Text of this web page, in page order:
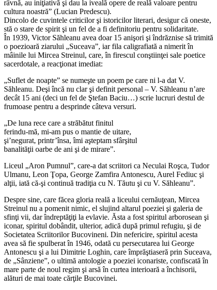
râvnă, au iniţiativă şi dau la iveală opere de reală valoare pentru
cultura noastră” (Lucian Predescu).
Dincolo de cuvintele criticilor şi istoricilor literari, desigur că oneste,
stă o stare de spirit şi un fel de a fi definitoriu pentru solidaritate.
În 1939, Victor Săhleanu avea doar 15 anişori şi îndrăznise să trimită
o poezioară ziarului „Suceava”, iar fila caligrafiată a nimerit în
mâinile lui Mircea Streinul, care, în firescul conştiinţei sale poetice
sacerdotale, a reacţionat imediat:
„Suflet de noapte” se numeşte un poem pe care ni l-a dat V.
Săhleanu. Deşi încă nu clar şi definit personal – V. Săhleanu n’are
decât 15 ani (deci un fel de Ştefan Baciu…) scrie lucruri destul de
frumoase pentru a desprinde câteva versuri.
„De luna rece care a străbătut finitul
ferindu-mă, mi-am pus o mantie de uitare,
şi’negurat, printr’însa, îmi aşteptam sfârşitul
banalităţii oarbe de ani şi de mirare”.
Liceul „Aron Pumnul”, care-a dat scriitori ca Neculai Roşca, Tudor
Ulmanu, Leon Ţopa, George Zamfira Antonescu, Aurel Fediuc şi
alţii, iată că-şi continuă tradiţia cu N. Tăutu şi cu V. Săhleanu”.
Despre sine, care făcea gloria reală a liceului cernăuţean, Mircea
Streinul nu a pomenit nimic, el slujind altarul poeziei şi galeria de
sfinţi vii, dar îndreptăţiţi la evlavie. Ăsta a fost spiritul arborosean şi
iconar, spiritul dobândit, ulterior, adică după primul refugiu, şi de
Societatea Scriitorilor Bucovineni. Din nefericire, spiritul acesta
avea să fie spulberat în 1946, odată cu persecutarea lui George
Antonescu şi a lui Dimitrie Loghin, care împrăştiaseră prin Suceava,
de „Sânziene”, o ultimă antologie a poeziei iconariste, confiscată în
mare parte de noul regim şi arsă în curtea interioară a închisorii,
alături de mai toate cărţile Bucovinei.